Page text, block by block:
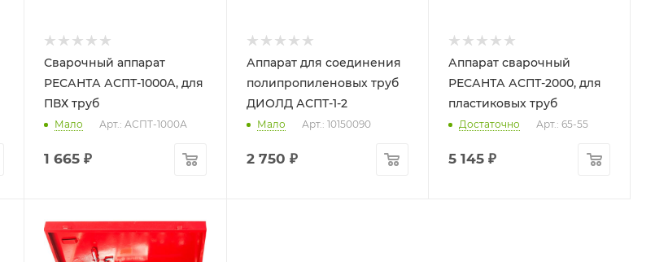
Сварочный аппарат
РЕСАНТА АСПТ-1000А, для
ПВХ труб
Мало Арт.: АСПТ-1000А
1 665 ₽
Аппарат для соединения
полипропиленовых труб
ДИОЛД АСПТ-1-2
Мало Арт.: 10150090
2 750 ₽
Аппарат сварочный
РЕСАНТА АСПТ-2000, для
пластиковых труб
Достаточно Арт.: 65-55
5 145₽